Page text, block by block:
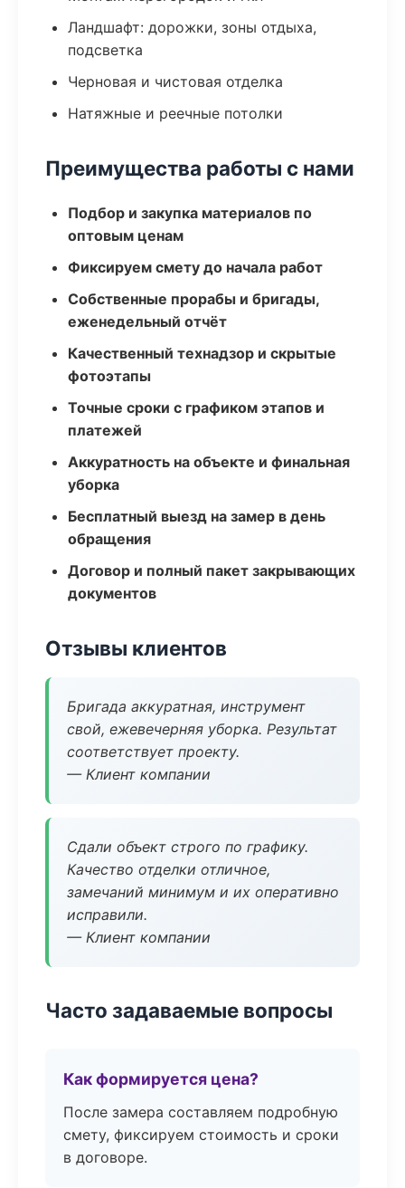
Ландшафт: дорожки, зоны отдыха,
подсветка
Черновая и чистовая отделка
Натяжные и реечные потолки
Преимущества работы с нами
Подбор и закупка материалов по
оптовым ценам
Фиксируем смету до начала работ
Собственные прорабы и бригады,
еженедельный отчёт
Качественный технадзор и скрытые
фотоэтапы
Точные сроки с графиком этапов и
платежей
Аккуратность на объекте и финальная
уборка
Бесплатный выезд на замер в день
обращения
Договор и полный пакет закрывающих
документов
Отзывы клиентов
Бригада аккуратная, инструмент
свой, ежевечерняя уборка. Результат
соответствует проекту.
— Клиент компании
Сдали объект строго по графику.
Качество отделки отличное,
замечаний минимум и их оперативно
исправили.
— Клиент компании
Часто задаваемые вопросы
Как формируется цена?
После замера составляем подробную
смету, фиксируем стоимость и сроки
в договоре.